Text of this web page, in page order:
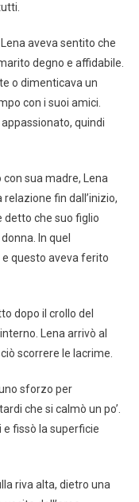
aveva sentito che
degno e affidabile.
o dimenticava un
con i suoi amici.
quindi
sua madre, Lena
fin dall’inizio,
detto che suo figlio
In quel
questo aveva ferito
dopo il crollo del
Lena arrivò al
scorrere le lacrime.
sforzo per
che si calmò un po’.
e fissò la superficie
riva alta, dietro una